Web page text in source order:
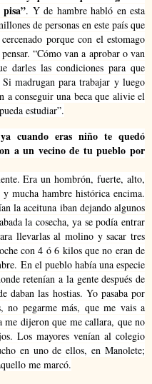
.Y de hambre habló en esta
de personas en este país que
porque con el estomago
“Cómo van a aprobar o van
darles las condiciones para que
madrugan para trabajar y luego
a conseguir una beca que alivie el
estudiar”.
cuando eras niño te quedó
a un vecino de tu pueblo por
Era un hombrón, fuerte, alto,
mucha hambre histórica encima.
la aceituna iban dejando algunos
la cosecha, ya se podía entrar
llevarlas al molino y sacar tres
con 4 ó 6 kilos que no eran de
En el pueblo había una especie
retenían a la gente después de
daban las hostias. Yo pasaba por
pegarme más, que me vais a
me dijeron que me callara, que no
Los mayores venían al colegio
en uno de ellos, en Manolete;
me marcó.